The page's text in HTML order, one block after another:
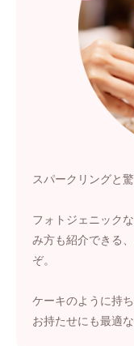
スパークリングと
フォトジェニック
み方も紹介できる
ぞ。
ケーキのように持
お持たせにも最適な